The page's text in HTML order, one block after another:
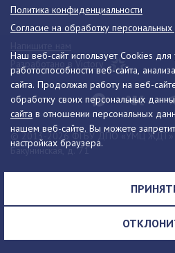
Наш веб-сайт использует Cookies
работоспособности веб-сайта,
сайта. Продолжая работу на веб-
обработку своих персональных
сайта в отношении персональных
нашем веб-сайте. Вы можете
настройках браузера.
© 2013-2026 ФГБУ ДПО «УМЦ ЖДТ»
Бакунинская, д. 71
Телефон:8 (495) 739-00-30
Политика конфиденциальности
Согласие на обработку
Разработано в Victory